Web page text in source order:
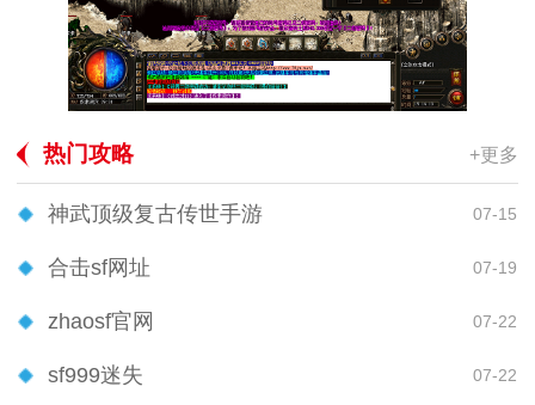
热门攻略 +更多
神武顶级复古传世手游 07-15
合击sf网址 07-19
zhaosf官网 07-22
sf999迷失 07-22